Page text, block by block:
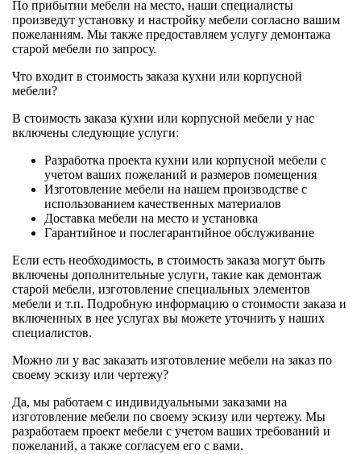
По прибытии мебели на место, наши специалисты
произведут установку и настройку мебели согласно вашим
пожеланиям. Мы также предоставляем услугу демонтажа
старой мебели по запросу.
Что входит в стоимость заказа кухни или корпусной
мебели?
В стоимость заказа кухни или корпусной мебели у нас
включены следующие услуги:
Разработка проекта кухни или корпусной мебели с
учетом ваших пожеланий и размеров помещения
Изготовление мебели на нашем производстве с
использованием качественных материалов
Доставка мебели на место и установка
Гарантийное и послегарантийное обслуживание
Если есть необходимость, в стоимость заказа могут быть
включены дополнительные услуги, такие как демонтаж
старой мебели, изготовление специальных элементов
мебели и т.п. Подробную информацию о стоимости заказа и
включенных в нее услугах вы можете уточнить у наших
специалистов.
Можно ли у вас заказать изготовление мебели на заказ по
своему эскизу или чертежу?
Да, мы работаем с индивидуальными заказами на
изготовление мебели по своему эскизу или чертежу. Мы
разработаем проект мебели с учетом ваших требований и
пожеланий, а также согласуем его с вами.